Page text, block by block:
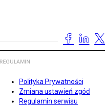
REGULAMIN
Polityka Prywatności
Zmiana ustawień zgód
Regulamin serwisu